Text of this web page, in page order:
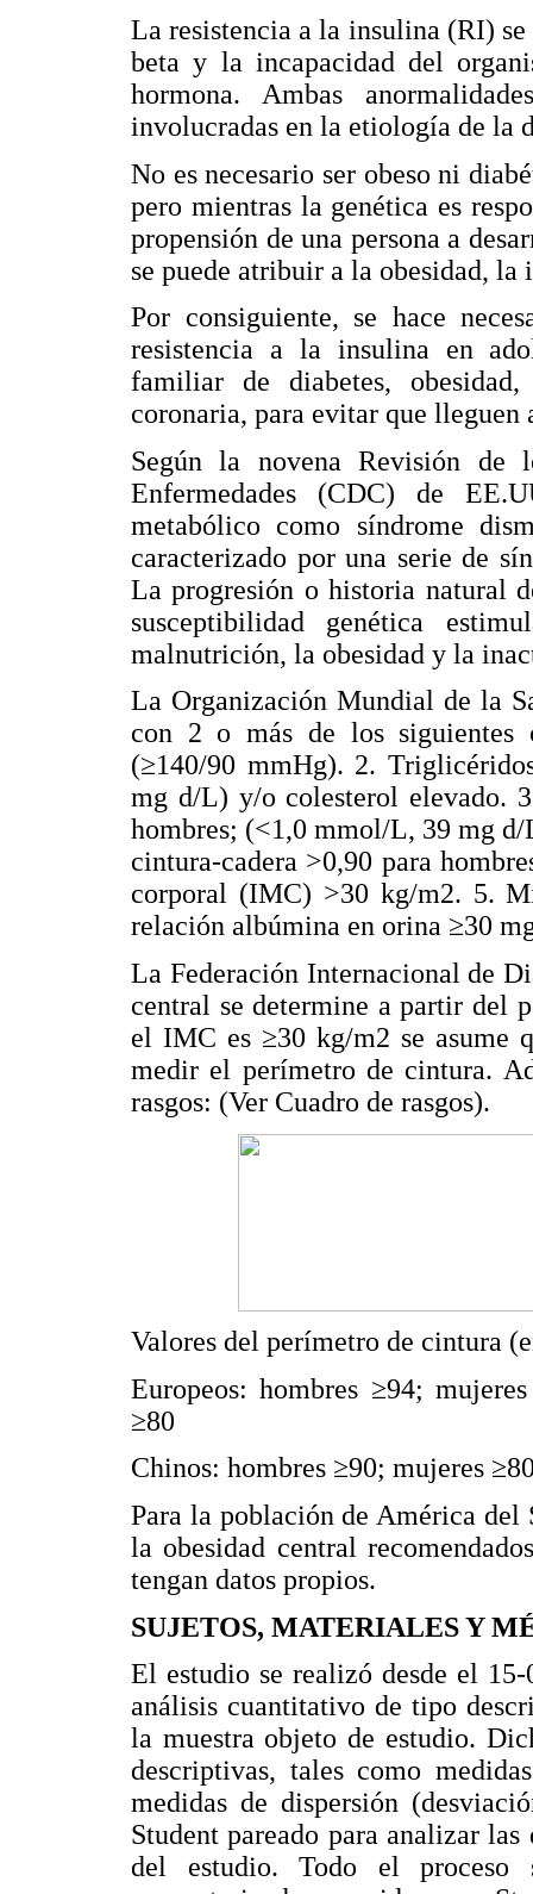
La resistencia a la insulina (RI)
beta y la incapacidad del
hormona. Ambas
involucradas en la etiología de la
No es necesario ser obeso ni
pero mientras la genética es
propensión de una persona a
se puede atribuir a la obesidad,
Por consiguiente, se hace
resistencia a la insulina en
familiar de diabetes,
coronaria, para evitar que
Según la novena Revisión de
Enfermedades (CDC) de
metabólico como síndrome
caracterizado por una serie de
La progresión o historia natural
susceptibilidad genética
malnutrición, la obesidad y la
La Organización Mundial de la
con 2 o más de los siguientes
(≥140/90 mmHg). 2.
mg d/L) y/o colesterol elevado.
hombres; (<1,0 mmol/L, 39 mg
cintura-cadera >0,90 para
corporal (IMC) >30 kg/m2. 5.
relación albúmina en orina ≥30
La Federación Internacional de
central se determine a partir del
el IMC es ≥30 kg/m2 se asume
medir el perímetro de cintura.
rasgos: (Ver Cuadro de rasgos).
Valores del perímetro de cintura
Europeos: hombres ≥94;
≥80
Chinos: hombres ≥90; mujeres
Para la población de América del
la obesidad central
tengan datos propios.
SUJETOS, MATERIALES Y
El estudio se realizó desde el
análisis cuantitativo de tipo
la muestra objeto de estudio.
descriptivas, tales como
medidas de dispersión
Student pareado para analizar
del estudio. Todo el proceso